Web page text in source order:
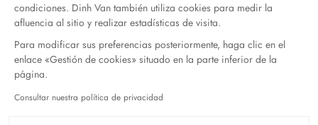
0262 98 44 20
Obtener itinerario
condiciones. Dinh Van también utiliza cookies para medir la
afluencia al sitio y realizar estadísticas de visita.
Para modificar sus preferencias posteriormente, haga clic en el
enlace «Gestión de cookies» situado en la parte inferior de la
página.
Consultar nuestra política de privacidad